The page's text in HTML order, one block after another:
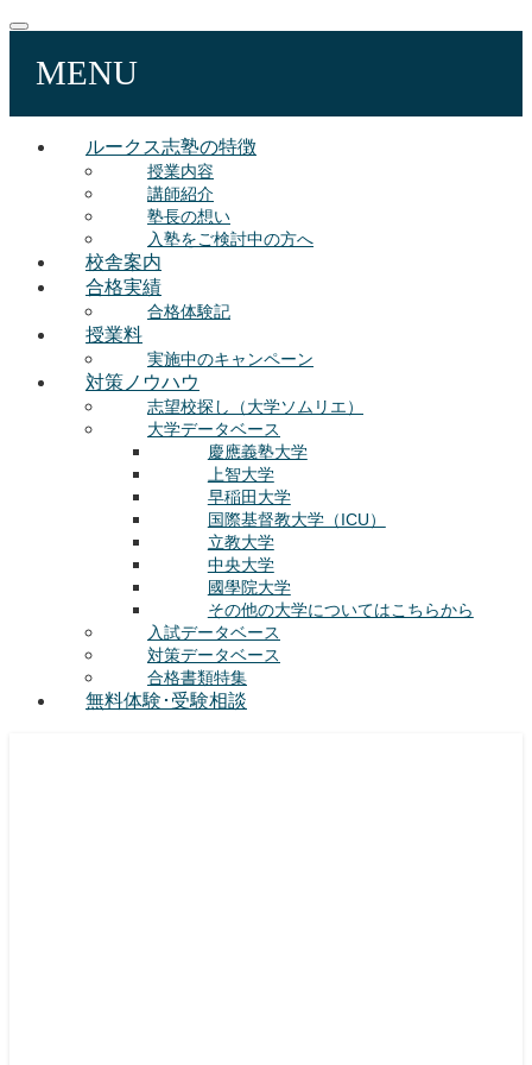
MENU
ルークス志塾の特徴
授業内容
講師紹介
塾長の想い
入塾をご検討中の方へ
校舎案内
合格実績
合格体験記
授業料
実施中のキャンペーン
対策ノウハウ
志望校探し（大学ソムリエ）
大学データベース
慶應義塾大学
上智大学
早稲田大学
国際基督教大学（ICU）
立教大学
中央大学
國學院大学
その他の大学についてはこちらから
入試データベース
対策データベース
合格書類特集
無料体験･受験相談